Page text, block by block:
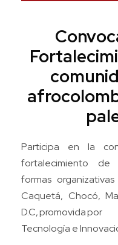
Participa en la
fortalecimiento de
formas
Caquetá, Chocó,
D.C, promovida
Tecnología e